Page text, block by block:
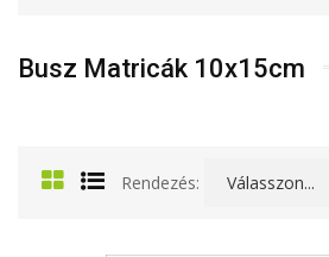
Busz Matricák 10x15cm
Rendezés: